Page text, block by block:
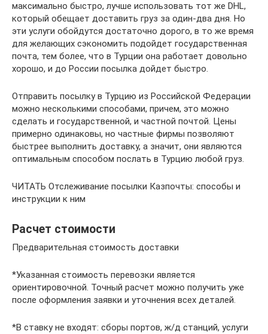
максимально быстро, лучше использовать тот же DHL,
который обещает доставить груз за один-два дня. Но
эти услуги обойдутся достаточно дорого, в то же время
для желающих сэкономить подойдет государственная
почта, тем более, что в Турции она работает довольно
хорошо, и до России посылка дойдет быстро.
Отправить посылку в Турцию из Российской Федерации
можно несколькими способами, причем, это можно
сделать и государственной, и частной почтой. Цены
примерно одинаковы, но частные фирмы позволяют
быстрее выполнить доставку, а значит, они являются
оптимальным способом послать в Турцию любой груз.
ЧИТАТЬ Отслеживание посылки Казпочты: способы и
инструкции к ним
Расчет стоимости
Предварительная стоимость доставки
*Указанная стоимость перевозки является
ориентировочной. Точный расчет можно получить уже
после оформления заявки и уточнения всех деталей.
*В ставку не входят: сборы портов, ж/д станций, услуги